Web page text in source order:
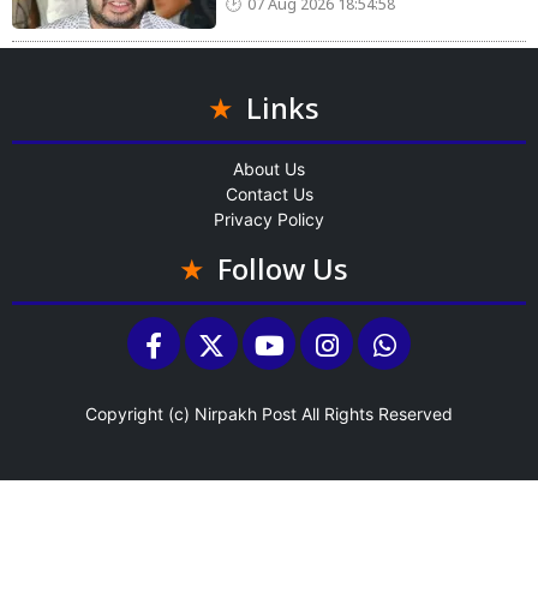
07 Aug 2026 18:54:58
Links
About Us
Contact Us
Privacy Policy
Follow Us
Copyright (c) Nirpakh Post All Rights Reserved